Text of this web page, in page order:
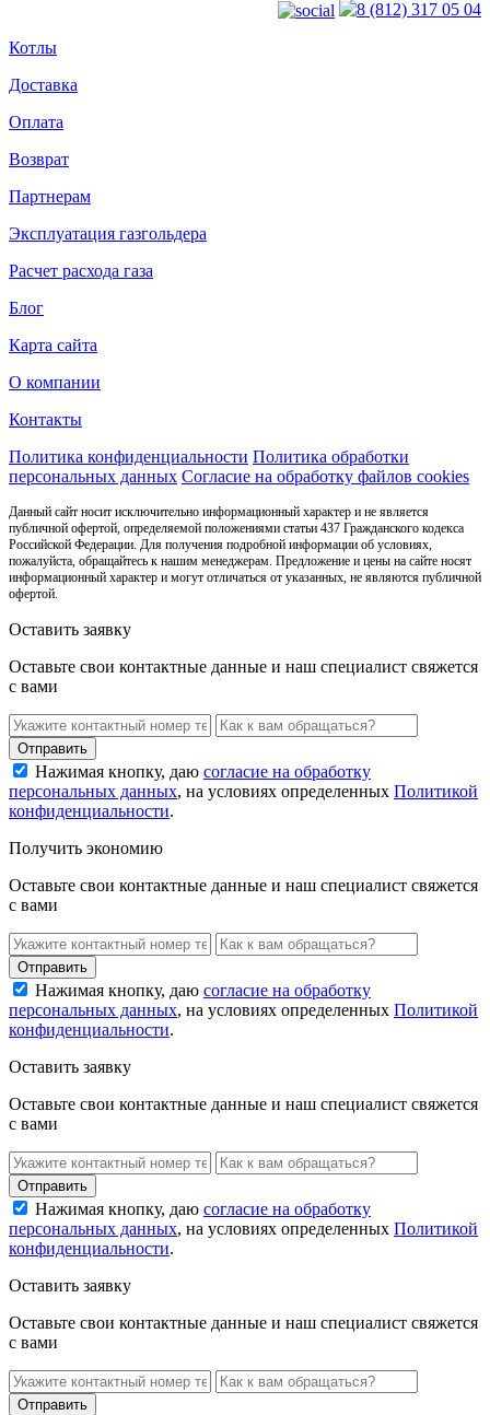
8 (812) 317 05 04
Котлы
Доставка
Оплата
Возврат
Партнерам
Эксплуатация газгольдера
Расчет расхода газа
Блог
Карта сайта
О компании
Контакты
Политика конфиденциальности Политика обработки
персональных данных Согласие на обработку файлов cookies
Данный сайт носит исключительно информационный характер и не является
публичной офертой, определяемой положениями статьи 437 Гражданского кодекса
Российской Федерации. Для получения подробной информации об условиях,
пожалуйста, обращайтесь к нашим менеджерам. Предложение и цены на сайте носят
информационный характер и могут отличаться от указанных, не являются публичной
офертой.
Оставить заявку
Оставьте свои контактные данные и наш специалист свяжется
с вами
Нажимая кнопку, даю согласие на обработку
персональных данных, на условиях определенных Политикой
конфиденциальности.
Получить экономию
Оставьте свои контактные данные и наш специалист свяжется
с вами
Нажимая кнопку, даю согласие на обработку
персональных данных, на условиях определенных Политикой
конфиденциальности.
Оставить заявку
Оставьте свои контактные данные и наш специалист свяжется
с вами
Нажимая кнопку, даю согласие на обработку
персональных данных, на условиях определенных Политикой
конфиденциальности.
Оставить заявку
Оставьте свои контактные данные и наш специалист свяжется
с вами